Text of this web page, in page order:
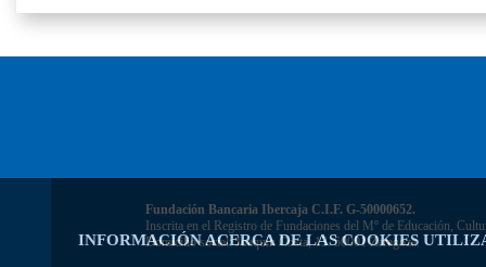
INFORMACIÓN ACERCA DE LAS COOKIES
Fundación Bancaria Ibercaja C.I.F. G-50000652.
Inscrita en el Registro de Fundaciones del Mº de Educación,
Domicilio social: Joaquín Costa, 13. 50001 Zaragoza.